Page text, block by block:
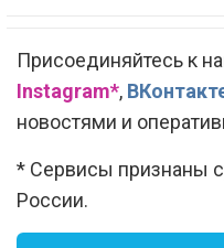
Присоединяйтесь к
Instagram*,
новостями и
* Сервисы признаны
России.